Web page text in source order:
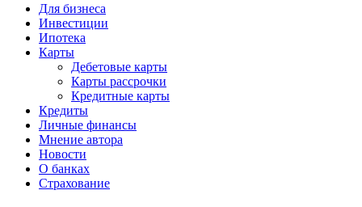
Для бизнеса
Инвестиции
Ипотека
Карты
Дебетовые карты
Карты рассрочки
Кредитные карты
Кредиты
Личные финансы
Мнение автора
Новости
О банках
Страхование